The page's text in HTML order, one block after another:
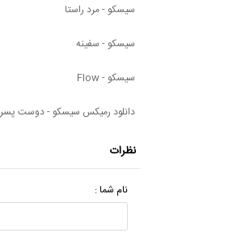
سیسکو - مرد راستا
سیسکو - سفینه
سیسکو - Flow
دانلود رمیکس سیسکو - دوست پسر
نظرات
نام شما :